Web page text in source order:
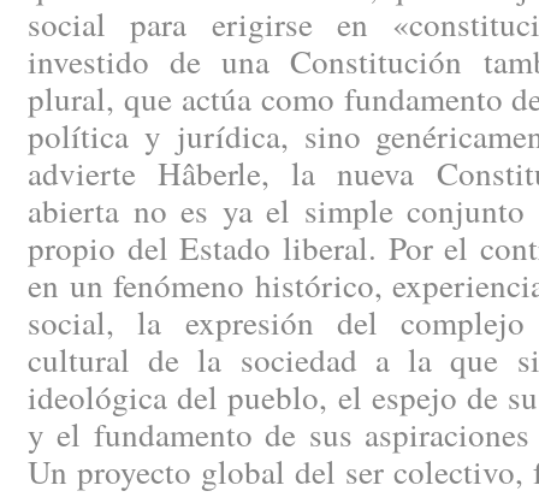
social para erigirse en
investido de una Constitución
plural, que actúa como fundamento
política y jurídica, sino
advierte Hâberle, la nueva
abierta no es ya el simple conjunto
propio del Estado liberal. Por el
en un fenómeno histórico,
social, la expresión del
cultural de la sociedad a la que
ideológica del pueblo, el espejo de
y el fundamento de sus
Un proyecto global del ser colectivo,